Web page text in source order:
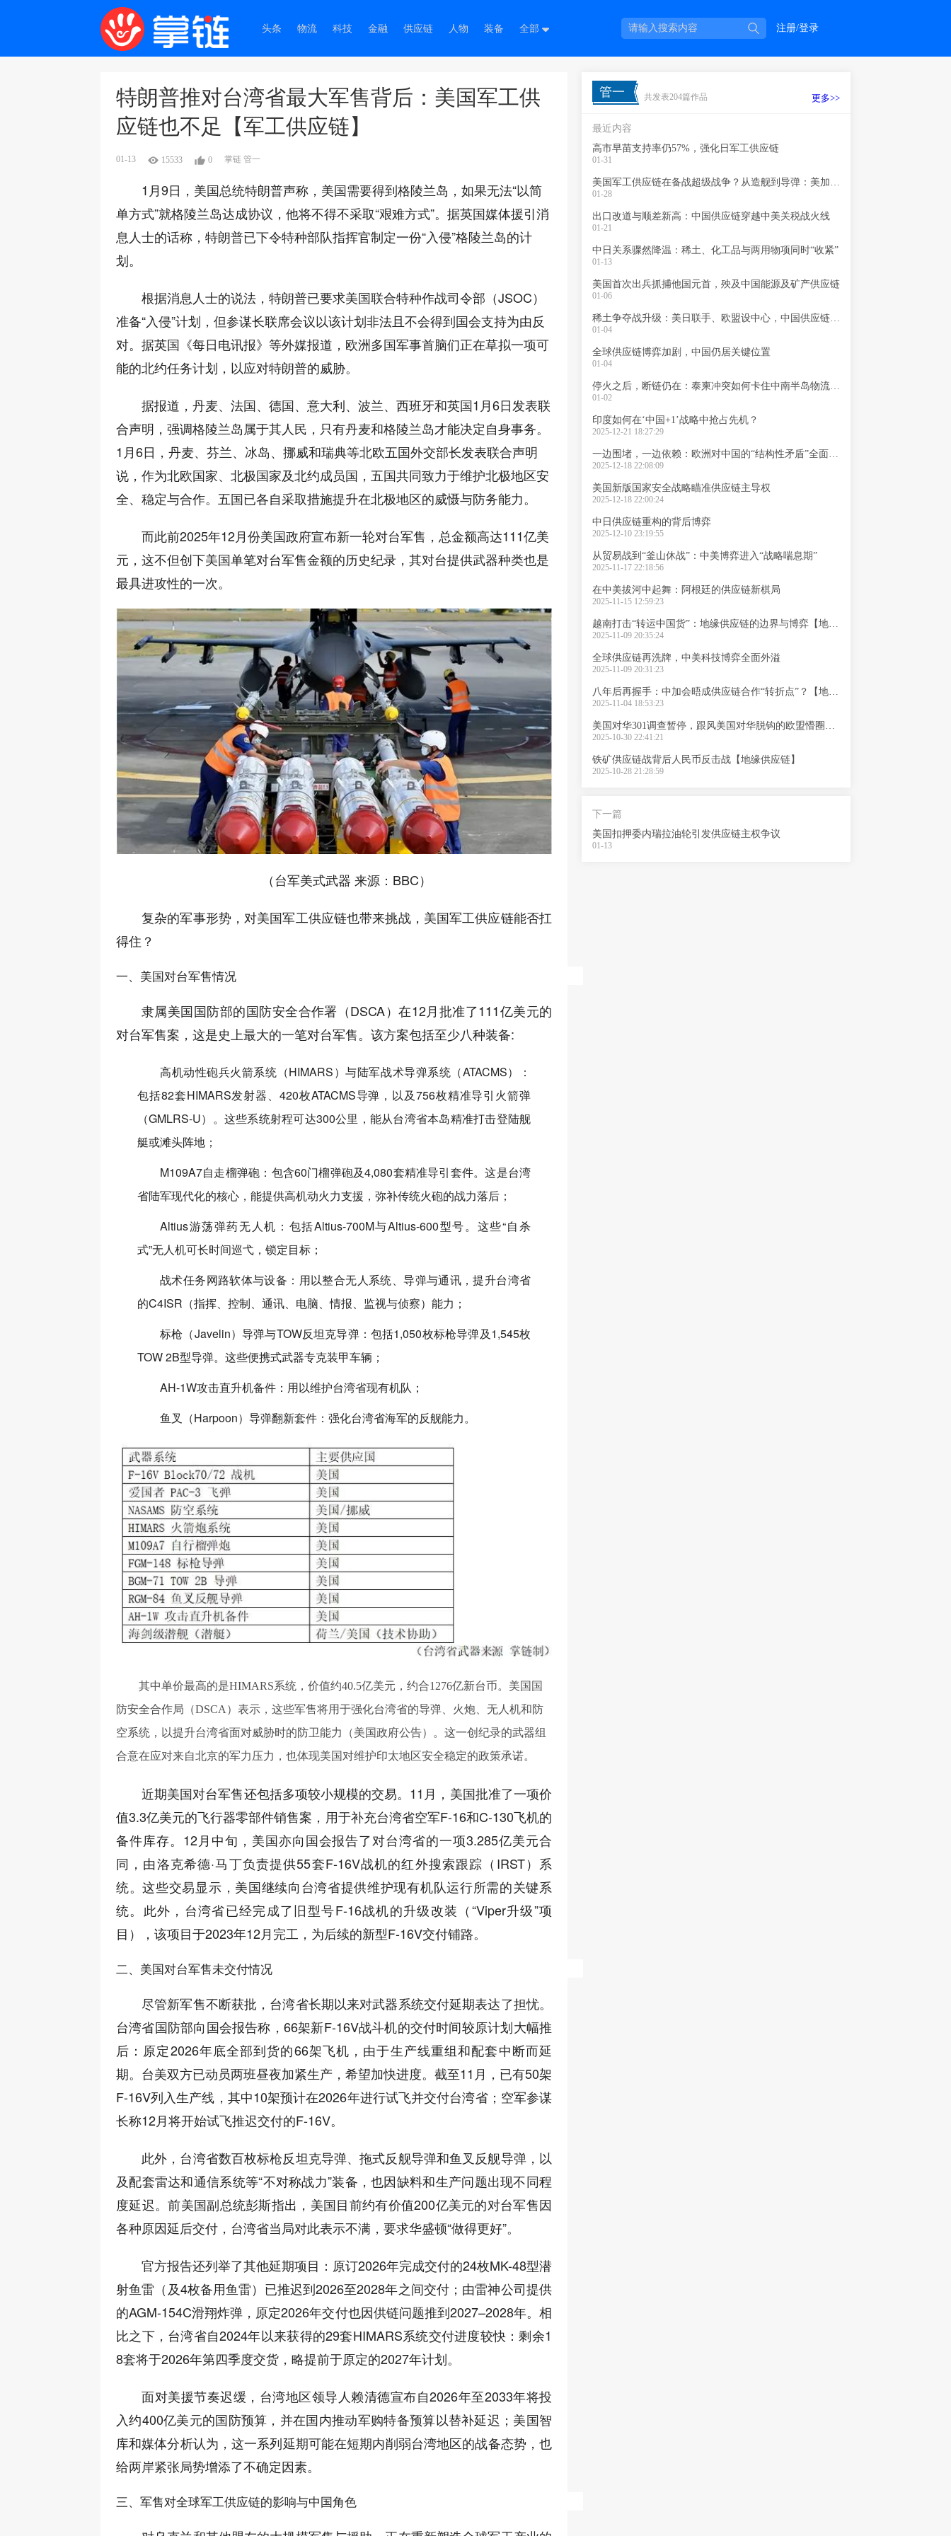
头条 物流 科技 金融 供应链 人物 装备 全部 注册/登录
特朗普推对台湾省最大军售背后：美国军工供
应链也不足【军工供应链】
01-13 15533 0 掌链 管一
1月9日，美国总统特朗普声称，美国需要得到格陵兰岛，如果无法“以简
单方式”就格陵兰岛达成协议，他将不得不采取“艰难方式”。据英国媒体援引消
息人士的话称，特朗普已下令特种部队指挥官制定一份“入侵”格陵兰岛的计
划。
根据消息人士的说法，特朗普已要求美国联合特种作战司令部（JSOC）
准备“入侵”计划，但参谋长联席会议以该计划非法且不会得到国会支持为由反
对。据英国《每日电讯报》等外媒报道，欧洲多国军事首脑们正在草拟一项可
能的北约任务计划，以应对特朗普的威胁。
据报道，丹麦、法国、德国、意大利、波兰、西班牙和英国1月6日发表联
合声明，强调格陵兰岛属于其人民，只有丹麦和格陵兰岛才能决定自身事务。
1月6日，丹麦、芬兰、冰岛、挪威和瑞典等北欧五国外交部长发表联合声明
说，作为北欧国家、北极国家及北约成员国，五国共同致力于维护北极地区安
全、稳定与合作。五国已各自采取措施提升在北极地区的威慑与防务能力。
而此前2025年12月份美国政府宣布新一轮对台军售，总金额高达111亿美
元，这不但创下美国单笔对台军售金额的历史纪录，其对台提供武器种类也是
最具进攻性的一次。
（台军美式武器 来源：BBC）
复杂的军事形势，对美国军工供应链也带来挑战，美国军工供应链能否扛
得住？
一、美国对台军售情况
隶属美国国防部的国防安全合作署（DSCA）在12月批准了111亿美元的
对台军售案，这是史上最大的一笔对台军售。该方案包括至少八种装备:
高机动性砲兵火箭系统（HIMARS）与陆军战术导弹系统（ATACMS）：
包括82套HIMARS发射器、420枚ATACMS导弹，以及756枚精准导引火箭弹
（GMLRS-U）。这些系统射程可达300公里，能从台湾省本岛精准打击登陆舰
艇或滩头阵地；
M109A7自走榴弹砲：包含60门榴弹砲及4,080套精准导引套件。这是台湾
省陆军现代化的核心，能提供高机动火力支援，弥补传统火砲的战力落后；
Altius游荡弹药无人机：包括Altius-700M与Altius-600型号。这些“自杀
式”无人机可长时间巡弋，锁定目标；
战术任务网路软体与设备：用以整合无人系统、导弹与通讯，提升台湾省
的C4ISR（指挥、控制、通讯、电脑、情报、监视与侦察）能力；
标枪（Javelin）导弹与TOW反坦克导弹：包括1,050枚标枪导弹及1,545枚
TOW 2B型导弹。这些便携式武器专克装甲车辆；
AH-1W攻击直升机备件：用以维护台湾省现有机队；
鱼叉（Harpoon）导弹翻新套件：强化台湾省海军的反舰能力。
其中单价最高的是HIMARS系统，价值约40.5亿美元，约合1276亿新台币。美国国
防安全合作局（DSCA）表示，这些军售将用于强化台湾省的导弹、火炮、无人机和防
空系统，以提升台湾省面对威胁时的防卫能力（美国政府公告）。这一创纪录的武器组
合意在应对来自北京的军力压力，也体现美国对维护印太地区安全稳定的政策承诺。
近期美国对台军售还包括多项较小规模的交易。11月，美国批准了一项价
值3.3亿美元的飞行器零部件销售案，用于补充台湾省空军F-16和C-130飞机的
备件库存。12月中旬，美国亦向国会报告了对台湾省的一项3.285亿美元合
同，由洛克希德·马丁负责提供55套F-16V战机的红外搜索跟踪（IRST）系
统。这些交易显示，美国继续向台湾省提供维护现有机队运行所需的关键系
统。此外，台湾省已经完成了旧型号F-16战机的升级改装（“Viper升级”项
目），该项目于2023年12月完工，为后续的新型F-16V交付铺路。
二、美国对台军售未交付情况
尽管新军售不断获批，台湾省长期以来对武器系统交付延期表达了担忧。
台湾省国防部向国会报告称，66架新F-16V战斗机的交付时间较原计划大幅推
后：原定2026年底全部到货的66架飞机，由于生产线重组和配套中断而延
期。台美双方已动员两班昼夜加紧生产，希望加快进度。截至11月，已有50架
F-16V列入生产线，其中10架预计在2026年进行试飞并交付台湾省；空军参谋
长称12月将开始试飞推迟交付的F-16V。
此外，台湾省数百枚标枪反坦克导弹、拖式反舰导弹和鱼叉反舰导弹，以
及配套雷达和通信系统等“不对称战力”装备，也因缺料和生产问题出现不同程
度延迟。前美国副总统彭斯指出，美国目前约有价值200亿美元的对台军售因
各种原因延后交付，台湾省当局对此表示不满，要求华盛顿“做得更好”。
官方报告还列举了其他延期项目：原订2026年完成交付的24枚MK-48型潜
射鱼雷（及4枚备用鱼雷）已推迟到2026至2028年之间交付；由雷神公司提供
的AGM-154C滑翔炸弹，原定2026年交付也因供链问题推到2027–2028年。相
比之下，台湾省自2024年以来获得的29套HIMARS系统交付进度较快：剩余1
8套将于2026年第四季度交货，略提前于原定的2027年计划。
面对美援节奏迟缓，台湾地区领导人赖清德宣布自2026年至2033年将投
入约400亿美元的国防预算，并在国内推动军购特备预算以替补延迟；美国智
库和媒体分析认为，这一系列延期可能在短期内削弱台湾地区的战备态势，也
给两岸紧张局势增添了不确定因素。
三、军售对全球军工供应链的影响与中国角色
管一 共发表204篇作品 更多>>
最近内容
高市早苗支持率仍57%，强化日军工供应链
01-31
美国军工供应链在备战超级战争？从造舰到导弹：美加快军工补链强链
01-28
出口改道与顺差新高：中国供应链穿越中美关税战火线
01-21
中日关系骤然降温：稀土、化工品与两用物项同时“收紧”
01-13
美国首次出兵抓捕他国元首，殃及中国能源及矿产供应链
01-06
稀土争夺战升级：美日联手、欧盟设中心，中国供应链被盯上
01-04
全球供应链博弈加剧，中国仍居关键位置
01-04
停火之后，断链仍在：泰柬冲突如何卡住中南半岛物流要害
01-02
印度如何在‘中国+1’战略中抢占先机？
2025-12-21 18:27:29
一边围堵，一边依赖：欧洲对中国的“结构性矛盾”全面暴露
2025-12-18 22:08:09
美国新版国家安全战略瞄准供应链主导权
2025-12-18 22:00:24
中日供应链重构的背后博弈
2025-12-10 23:19:55
从贸易战到“釜山休战”：中美博弈进入“战略喘息期”
2025-11-17 22:18:56
在中美拔河中起舞：阿根廷的供应链新棋局
2025-11-15 12:59:23
越南打击“转运中国货”：地缘供应链的边界与博弈【地缘供应链】
2025-11-09 20:35:24
全球供应链再洗牌，中美科技博弈全面外溢
2025-11-09 20:31:23
八年后再握手：中加会晤成供应链合作“转折点”？【地缘供应链】
2025-11-04 18:53:23
美国对华301调查暂停，跟风美国对华脱钩的欧盟懵圈？【地缘供应链】
2025-10-30 22:41:21
铁矿供应链战背后人民币反击战【地缘供应链】
2025-10-28 21:28:59
下一篇
美国扣押委内瑞拉油轮引发供应链主权争议
01-13